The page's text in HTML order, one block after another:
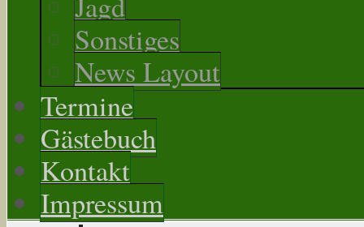
Sonstiges
News Layout
Termine
Gästebuch
Kontakt
Impressum